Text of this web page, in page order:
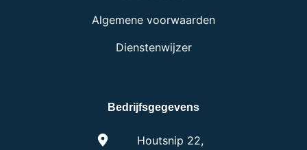
Algemene voorwaarden
Dienstenwijzer
Bedrijfsgegevens
Houtsnip 22,